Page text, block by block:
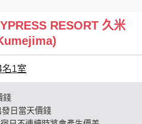
RESORT 久米
名1室
錢
發日當天價錢